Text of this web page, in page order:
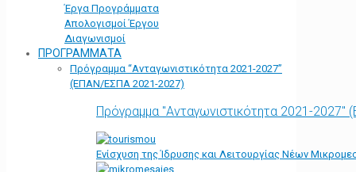
Έργα Προγράμματα
Απολογισμοί Έργου
Διαγωνισμοί
ΠΡΟΓΡΑΜΜΑΤΑ
Πρόγραμμα “Ανταγωνιστικότητα 2021-2027”
(ΕΠΑΝ/ΕΣΠΑ 2021-2027)
Πρόγραμμα "Ανταγωνιστικότητα 2021-
Ενίσχυση της Ίδρυσης και Λειτουργίας Νέων